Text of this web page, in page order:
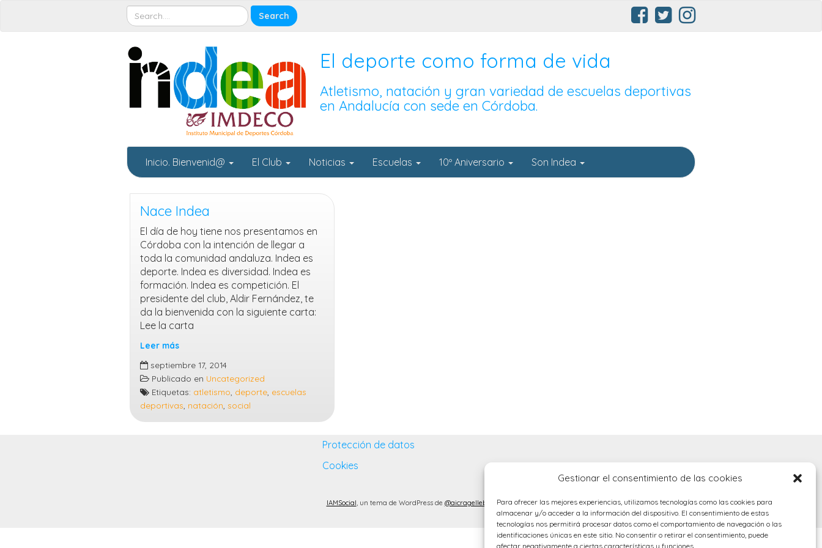
Gestionar el consentimiento de las cookies
Para ofrecer las mejores experiencias, utilizamos tecnologías como las cookies para
almacenar y/o acceder a la información del dispositivo. El consentimiento de estas
tecnologías nos permitirá procesar datos como el comportamiento de navegación o las
identificaciones únicas en este sitio. No consentir o retirar el consentimiento, puede
afectar negativamente a ciertas características y funciones.
El deporte como forma de vida
Atletismo, natación y gran variedad de escuelas deportivas
en Andalucía con sede en Córdoba.
Inicio. Bienvenid@ El Club Noticias Escuelas 10º Aniversario Son Indea
Nace Indea
El día de hoy tiene nos presentamos en
Córdoba con la intención de llegar a
toda la comunidad andaluza. Indea es
deporte. Indea es diversidad. Indea es
formación. Indea es competición. El
presidente del club, Aldir Fernández, te
da la bienvenida con la siguiente carta:
Lee la carta
Leer más
Indea
septiembre 17, 2014
Publicado en Uncategorized
Etiquetas: atletismo deporte escuelas
deportivas natación social
Protección de datos
Cookies
IAMSocial, un tema de WordPress de @aicragellebasi